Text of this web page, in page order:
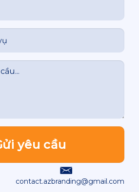
contact.azbranding@gmail.com